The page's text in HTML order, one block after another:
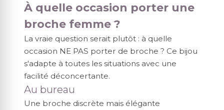
À quelle occasion porter une
broche femme ?
La vraie question serait plutôt : à quelle
occasion NE PAS porter de broche ? Ce bijou
s'adapte à toutes les situations avec une
facilité déconcertante.
Au bureau
Une broche discrète mais élégante